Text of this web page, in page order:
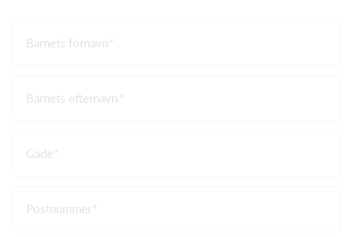
Barnets fornavn
Barnets efternavn
Gade
Postnummer